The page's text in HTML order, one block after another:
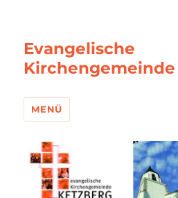
Evangelische
MENÜ